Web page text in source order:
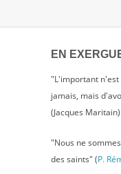
EN
"L'important n'est
jamais, mais
(Jacques Maritain)
"Nous ne
des saints" (P.